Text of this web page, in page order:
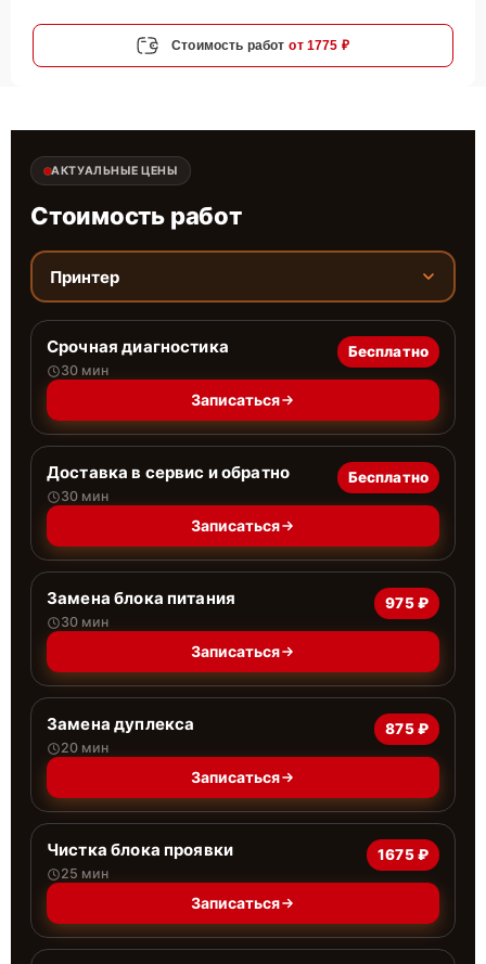
Стоимость работ от 1775 ₽
АКТУАЛЬНЫЕ ЦЕНЫ
Стоимость работ
Принтер
Срочная диагностика
30 мин
Бесплатно
Записаться
Доставка в сервис и обратно
30 мин
Бесплатно
Записаться
Замена блока питания
30 мин
975 ₽
Записаться
Замена дуплекса
20 мин
875 ₽
Записаться
Чистка блока проявки
25 мин
1675 ₽
Записаться